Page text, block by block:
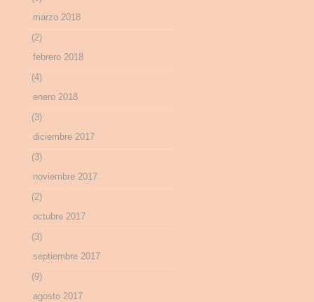
marzo 2018
(2)
febrero 2018
(4)
enero 2018
(3)
diciembre 2017
(3)
noviembre 2017
(2)
octubre 2017
(3)
septiembre 2017
(9)
agosto 2017